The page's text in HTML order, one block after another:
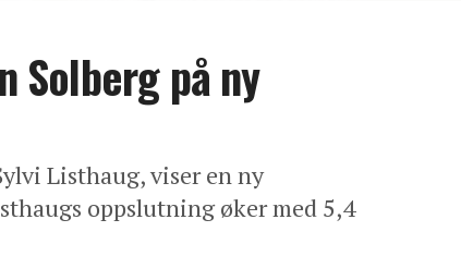
Solberg på ny
Listhaug, viser en ny
oppslutning øker med 5,4